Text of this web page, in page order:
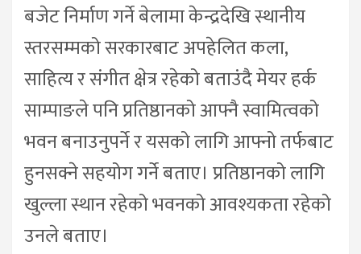
बजेट निर्माण गर्ने बेलामा केन्द्रदेखि स्थानीय
स्तरसम्मको सरकारबाट अपहेलित कला,
साहित्य र संगीत क्षेत्र रहेको बताउंदै मेयर हर्क
साम्पाङले पनि प्रतिष्ठानको आफ्नै स्वामित्वको
भवन बनाउनुपर्ने र यसको लागि आफ्नो तर्फबाट
हुनसक्ने सहयोग गर्ने बताए। प्रतिष्ठानको लागि
खुल्ला स्थान रहेको भवनको आवश्यकता रहेको
उनले बताए।